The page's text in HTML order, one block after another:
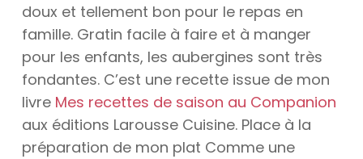
doux et tellement bon pour le repas en
famille. Gratin facile à faire et à manger
pour les enfants, les aubergines sont très
fondantes. C’est une recette issue de mon
livre Mes recettes de saison au Companion
aux éditions Larousse Cuisine. Place à la
préparation de mon plat Comme une